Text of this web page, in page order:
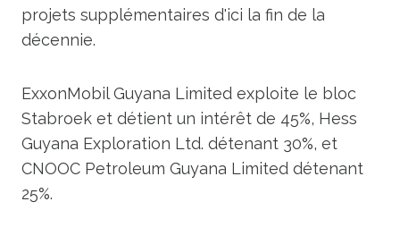
projets supplémentaires d'ici la fin de la
décennie.
ExxonMobil Guyana Limited exploite le bloc
Stabroek et détient un intérêt de 45%, Hess
Guyana Exploration Ltd. détenant 30%, et
CNOOC Petroleum Guyana Limited détenant
25%.